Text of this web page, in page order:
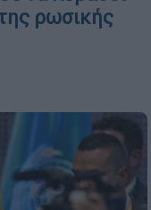
ρωσικής